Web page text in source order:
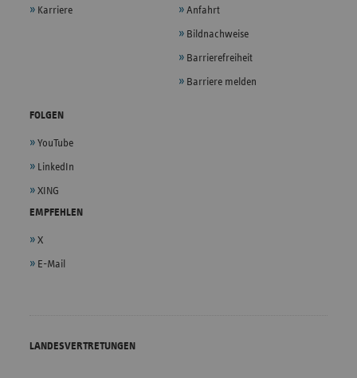
Karriere Anfahrt
Bildnachweise
Barrierefreiheit
Barriere melden
FOLGEN
YouTube
LinkedIn
XING
EMPFEHLEN
X
E-Mail
LANDESVERTRETUNGEN